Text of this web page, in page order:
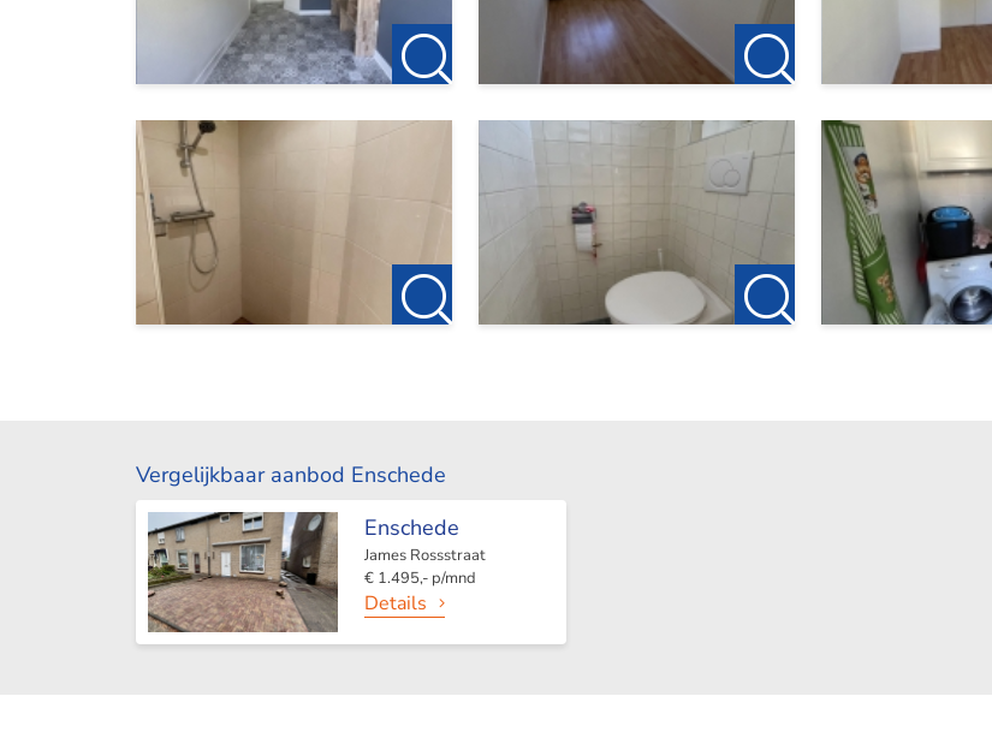
Vergelijkbaar aanbod Enschede
Enschede
James Rossstraat
€ 1.495,- p/mnd
Details